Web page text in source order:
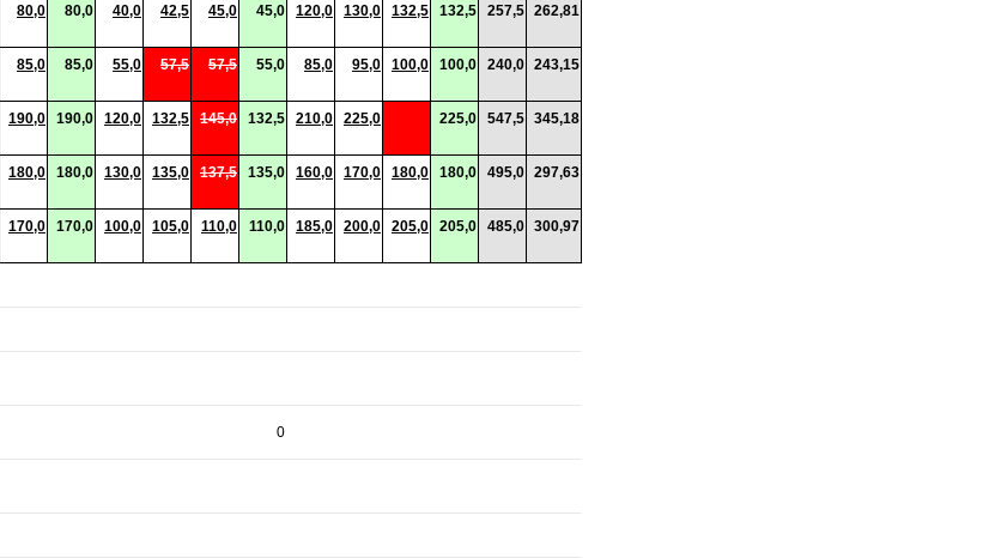
80,0 80,0 40,0 42,5 45,0 45,0 120,0 130,0 132,5 132,5 257,5 262,81
85,0 85,0 55,0 57,5 57,5 55,0 85,0 95,0 100,0 100,0 240,0 243,15
190,0 190,0 120,0 132,5 145,0 132,5 210,0 225,0 225,0 547,5 345,18
180,0 180,0 130,0 135,0 137,5 135,0 160,0 170,0 180,0 180,0 495,0 297,63
170,0 170,0 100,0 105,0 110,0 110,0 185,0 200,0 205,0 205,0 485,0 300,97
0